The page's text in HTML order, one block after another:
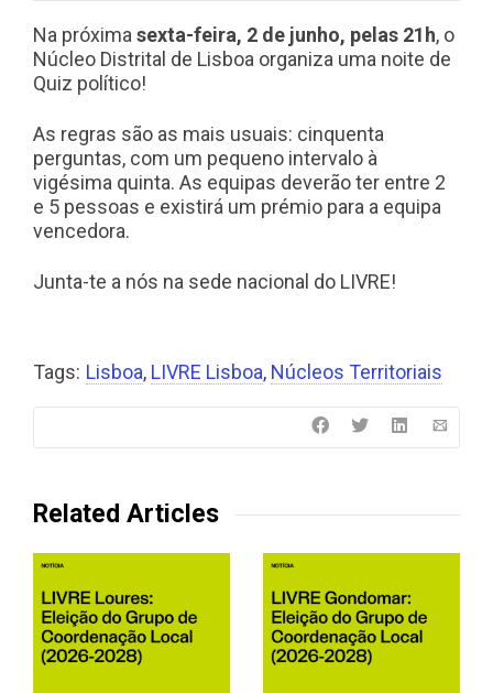
Na próxima sexta-feira, 2 de junho, pelas 21h, o
Núcleo Distrital de Lisboa organiza uma noite de
Quiz político!
As regras são as mais usuais: cinquenta
perguntas, com um pequeno intervalo à
vigésima quinta. As equipas deverão ter entre 2
e 5 pessoas e existirá um prémio para a equipa
vencedora.
Junta-te a nós na sede nacional do LIVRE!
Tags: Lisboa, LIVRE Lisboa, Núcleos Territoriais
Related Articles